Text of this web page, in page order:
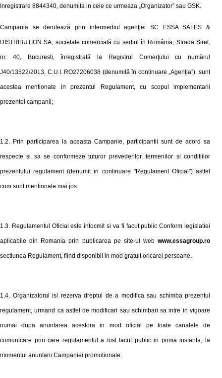
Inregistrare 8844340, denumita in cele ce urmeaza „Organizator” sau GSK.
Campania se derulează prin intermediul agenţiei SC ESSA SALES &
DISTRIBUTION SA, societate comercială cu sediul în România, Strada Siret,
nr. 40, Bucuresti, înregistrată la Registrul Comerţului cu numărul
J40/13522/2013, C.U.I. RO27206038 (denumită în continuare „Agenţia”). sunt
acestea mentionate in prezentul Regulament, cu scopul implementarii
prezentei campanii;
1.2. Prin participarea la aceasta Campanie, participantii sunt de acord sa
respecte si sa se conformeze tuturor prevederilor, termenilor si conditiilor
prezentului regulament (denumit in continuare "Regulament Oficial") astfel
cum sunt mentionate mai jos.
1.3. Regulamentul Oficial este intocmit si va fi facut public Conform legislatiei
aplicabile din Romania prin publicarea pe site-ul web www.essagroup.ro
sectiunea Regulament, fiind disponibil in mod gratuit oricarei persoane.
1.4. Organizatorul isi rezerva dreptul de a modifica sau schimba prezentul
regulament, urmand ca astfel de modificari sau schimbari sa intre in vigoare
numai dupa anuntarea acestora in mod oficial pe toate canalele de
comunicare prin care regulamentul a fost facut public in prima instanta, la
momentul anuntarii Campaniei promotionale.